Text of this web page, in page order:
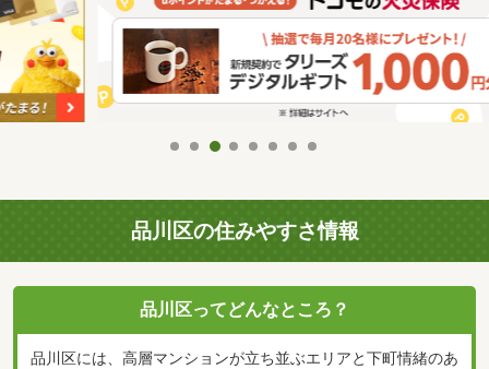
品川区の住みやすさ情報
品川区ってどんなところ？
品川区には、高層マンションが立ち並ぶエリアと下町情緒のあ